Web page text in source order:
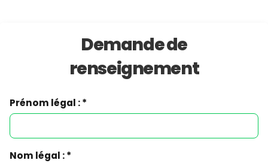
Demande de
renseignement
Prénom légal : *
Nom légal : *